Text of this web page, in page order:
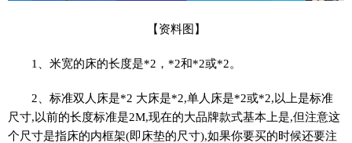
【资料图】
1、米宽的床的长度是*2，*2和*2或*2。
2、标准双人床是*2 大床是*2,单人床是*2或*2,以上是标准
尺寸,以前的长度标准是2M,现在的大品牌款式基本上是,但注意这
个尺寸是指床的内框架(即床垫的尺寸),如果你要买的时候还要注